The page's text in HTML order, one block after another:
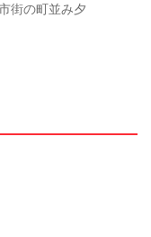
街の町並み夕